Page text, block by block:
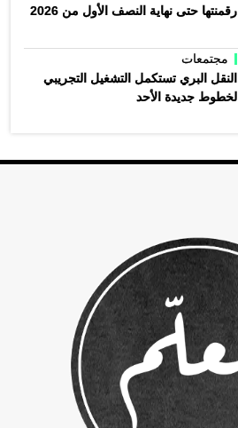
رقمنتها حتى نهاية النصف الأول من 2026
مجتمعات
النقل البري تستكمل التشغيل التجريبي
لخطوط جديدة الأحد